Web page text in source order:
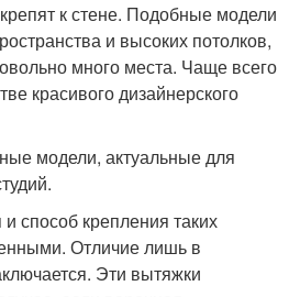
к стене. Подобные модели
и высоких потолков,
много места. Чаще всего
красивого дизайнерского
модели, актуальные для
способ крепления таких
Отличие лишь в
Эти вытяжки